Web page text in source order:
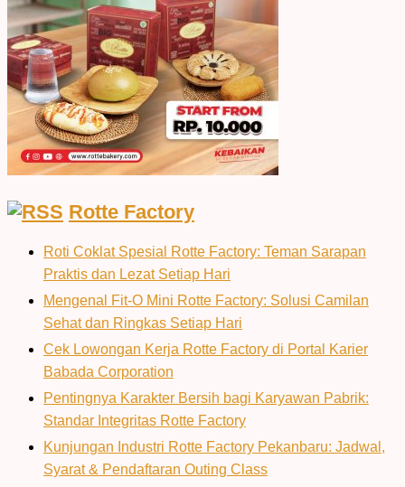
Rotte Factory
Roti Coklat Spesial Rotte Factory: Teman Sarapan
Praktis dan Lezat Setiap Hari
Mengenal Fit-O Mini Rotte Factory: Solusi Camilan
Sehat dan Ringkas Setiap Hari
Cek Lowongan Kerja Rotte Factory di Portal Karier
Babada Corporation
Pentingnya Karakter Bersih bagi Karyawan Pabrik:
Standar Integritas Rotte Factory
Kunjungan Industri Rotte Factory Pekanbaru: Jadwal,
Syarat & Pendaftaran Outing Class